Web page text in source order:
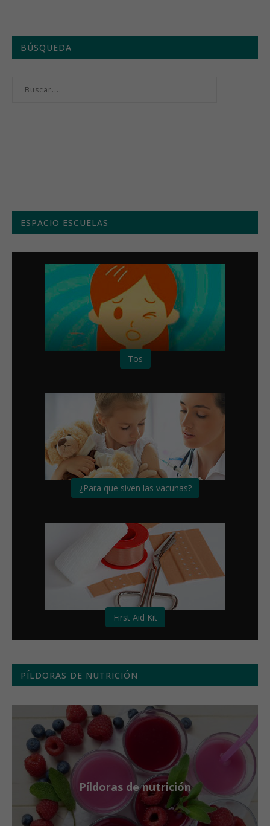
BÚSQUEDA
ESPACIO ESCUELAS
Tos
¿Para que siven las vacunas?
First Aid Kit
PÍLDORAS DE NUTRICIÓN
Píldoras de nutrición